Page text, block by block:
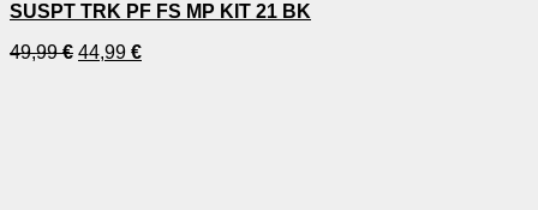
SUSPT TRK PF FS MP KIT 21 BK
49,99€ 44,99 €